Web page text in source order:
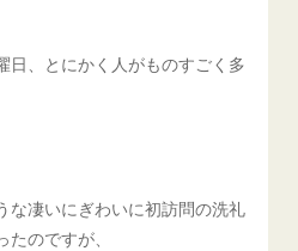
日、とにかく人がものすごく多
な凄いにぎわいに初訪問の洗礼
のですが、